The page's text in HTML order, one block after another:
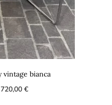
vintage bianca
720,00 €